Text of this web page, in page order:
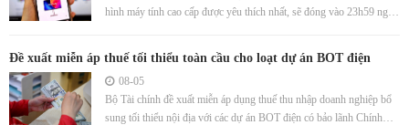
hình máy tính cao cấp được yêu thích nhất, sẽ đóng vào 23h59 ngày
Đề xuất miễn áp thuế tối thiểu toàn cầu cho loạt dự án BOT điện
08-05
Bộ Tài chính đề xuất miễn áp dụng thuế thu nhập doanh nghiệp bổ
sung tối thiểu nội địa với các dự án BOT điện có bảo lãnh Chính